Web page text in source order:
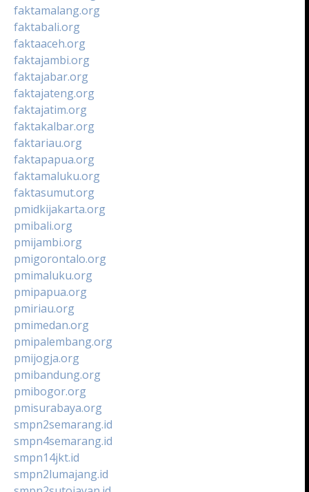
faktamalang.org
faktabali.org
faktaaceh.org
faktajambi.org
faktajabar.org
faktajateng.org
faktajatim.org
faktakalbar.org
faktariau.org
faktapapua.org
faktamaluku.org
faktasumut.org
pmidkijakarta.org
pmibali.org
pmijambi.org
pmigorontalo.org
pmimaluku.org
pmipapua.org
pmiriau.org
pmimedan.org
pmipalembang.org
pmijogja.org
pmibandung.org
pmibogor.org
pmisurabaya.org
smpn2semarang.id
smpn4semarang.id
smpn14jkt.id
smpn2lumajang.id